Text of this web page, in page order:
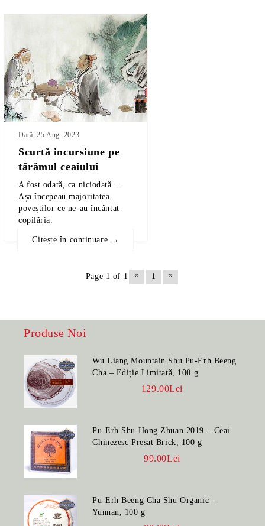
Scurtă incursiune pe
tărâmul ceaiului
Dată: 25 Aug. 2023
A fost odată, ca niciodată...
Așa începeau majoritatea
poveștilor ce ne-au încântat
copilăria.
Citește în continuare →
Page 1 of 1 « 1 »
Produse Noi
Wu Liang Mountain Shu Pu-Erh Beeng
Cha – Ediție Limitată, 100 g
129.00Lei
Pu-Erh Shu Hong Zhuan 2019 – Ceai
Chinezesc Presat Brick, 100 g
99.00Lei
Pu-Erh Beeng Cha Shu Organic –
Yunnan, 100 g